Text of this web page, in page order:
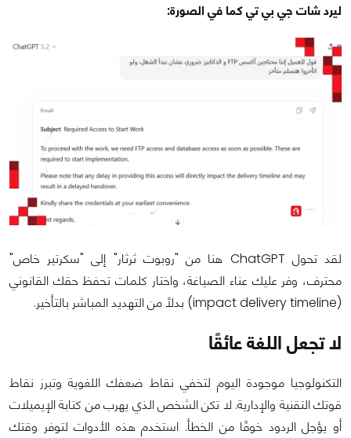
ليرد شات جي بي تي كما في الصورة:
لقد تحول ChatGPT هنا من "روبوت ثرثار" إلى "سكرتير خاص"
محترف، وفر عليك عناء الصياغة، واختار كلمات تحفظ حقك القانوني
(impact delivery timeline) بدلًا من التهديد المباشر بالتأخير.
لا تجعل اللغة عائقًا
التكنولوجيا موجودة اليوم لتخفي نقاط ضعفك اللغوية وتبرز نقاط
قوتك التقنية والإدارية. لا تكن الشخص الذي يهرب من كتابة الإيميلات
أو يؤجل الردود خوفًا من الخطأ. استخدم هذه الأدوات لتوفر وقتك